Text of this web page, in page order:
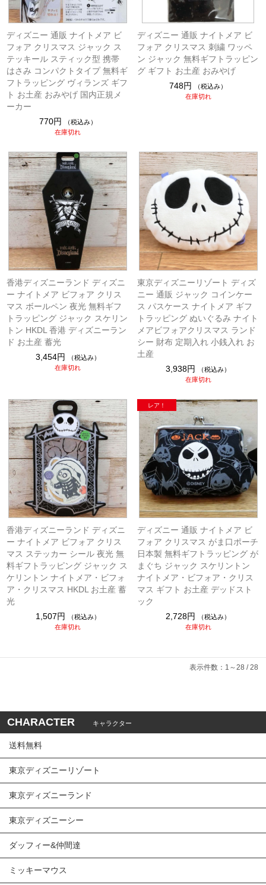
ディズニー 通販 ナイトメア ビ
フォア クリスマス ジャック ス
テッキール スティック型 携帯
はさみ コンパクトタイプ 無料ギ
フトラッピング ヴィランズ ギフ
ト お土産 おみやげ 国内正規メ
ーカー
770円
（税込み）
在庫切れ
ディズニー 通販 ナイトメア ビ
フォア クリスマス 刺繍 ワッペ
ン ジャック 無料ギフトラッピン
グ ギフト お土産 おみやげ
748円
（税込み）
在庫切れ
香港ディズニーランド ディズニ
ー ナイトメア ビフォア クリス
マス ボールペン 夜光 無料ギフ
トラッピング ジャック スケリン
トン HKDL 香港 ディズニーラン
ド お土産 蓄光
3,454円
（税込み）
在庫切れ
東京ディズニーリゾート ディズ
ニー 通販 ジャック コインケー
ス パスケース ナイトメア ギフ
トラッピング ぬいぐるみ ナイト
メアビフォアクリスマス ランド
シー 財布 定期入れ 小銭入れ お
土産
3,938円
（税込み）
在庫切れ
香港ディズニーランド ディズニ
ー ナイトメア ビフォア クリス
マス ステッカー シール 夜光 無
料ギフトラッピング ジャック ス
ケリントン ナイトメア・ビフォ
ア・クリスマス HKDL お土産 蓄
光
1,507円
（税込み）
在庫切れ
ディズニー 通販 ナイトメア ビ
フォア クリスマス がま口ポーチ
日本製 無料ギフトラッピング が
まぐち ジャック スケリントン
ナイトメア・ビフォア・クリス
マス ギフト お土産 デッドスト
ック
2,728円
（税込み）
在庫切れ
表示件数：1～28 / 28
CHARACTER キャラクター
送料無料
東京ディズニーリゾート
東京ディズニーランド
東京ディズニーシー
ダッフィー&仲間達
ミッキーマウス